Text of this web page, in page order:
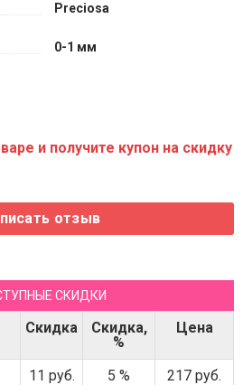
Preciosa
0-1 мм
и получите купон на скидку
СКИДКИ
Скидка
Скидка,
%
Цена
11 руб. 5 %
217 руб.